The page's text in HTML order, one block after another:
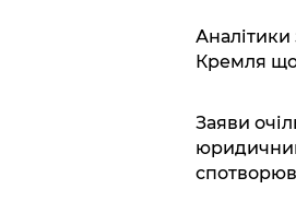
Аналітики
Кремля
Заяви